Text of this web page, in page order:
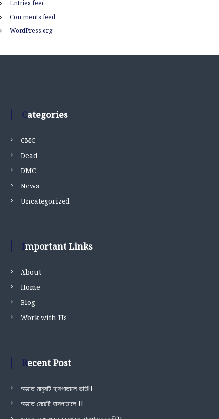
Entries feed
Comments feed
WordPress.org
Categories
CMC
Dead
DMC
News
Uncategorized
Important Links
About
Home
Blog
Work with Us
Recent Post
অজ্ঞাত মানুষটি হাসপাতালে ভর্তি!!
অজ্ঞাত মেয়েটি হাসপাতালে !!